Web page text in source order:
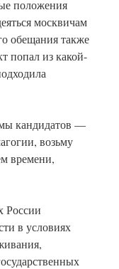
положения
москвичам
обещания также
попал из какой-
кандидатов —
возьму
времени,
России
в условиях